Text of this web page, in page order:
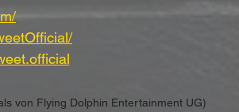
von Flying Dolphin Entertainment UG)